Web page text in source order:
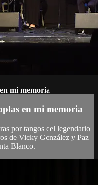
mi memoria
en mi memoria
por tangos del legendario
de Vicky González y Paz
Blanco.